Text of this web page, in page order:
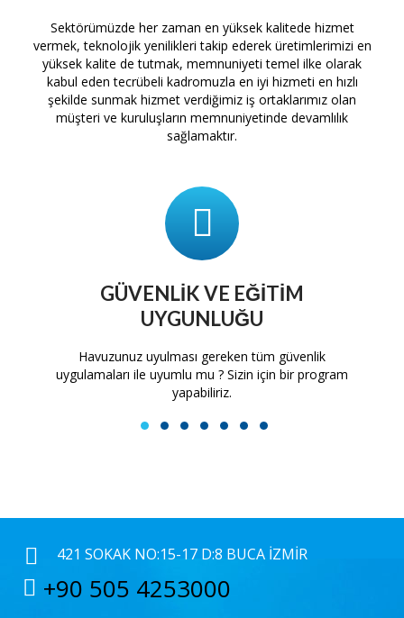
Sektörümüzde her zaman en yüksek kalitede hizmet
vermek, teknolojik yenilikleri takip ederek üretimlerimizi en
yüksek kalite de tutmak, memnuniyeti temel ilke olarak
kabul eden tecrübeli kadromuzla en iyi hizmeti en hızlı
şekilde sunmak hizmet verdiğimiz iş ortaklarımız olan
müşteri ve kuruluşların memnuniyetinde devamlılık
sağlamaktır.
GÜVENLIK VE EĞITIM
UYGUNLUĞU
Havuzunuz uyulması gereken tüm güvenlik
uygulamaları ile uyumlu mu ? Sizin için bir program
yapabiliriz.
1 2 3 4 5 6 7
421 SOKAK NO:15-17 D:8 BUCA İZMIR
+90 505 4253000